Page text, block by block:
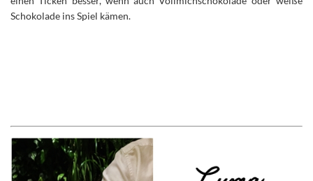
Schokolade ins Spiel kämen.